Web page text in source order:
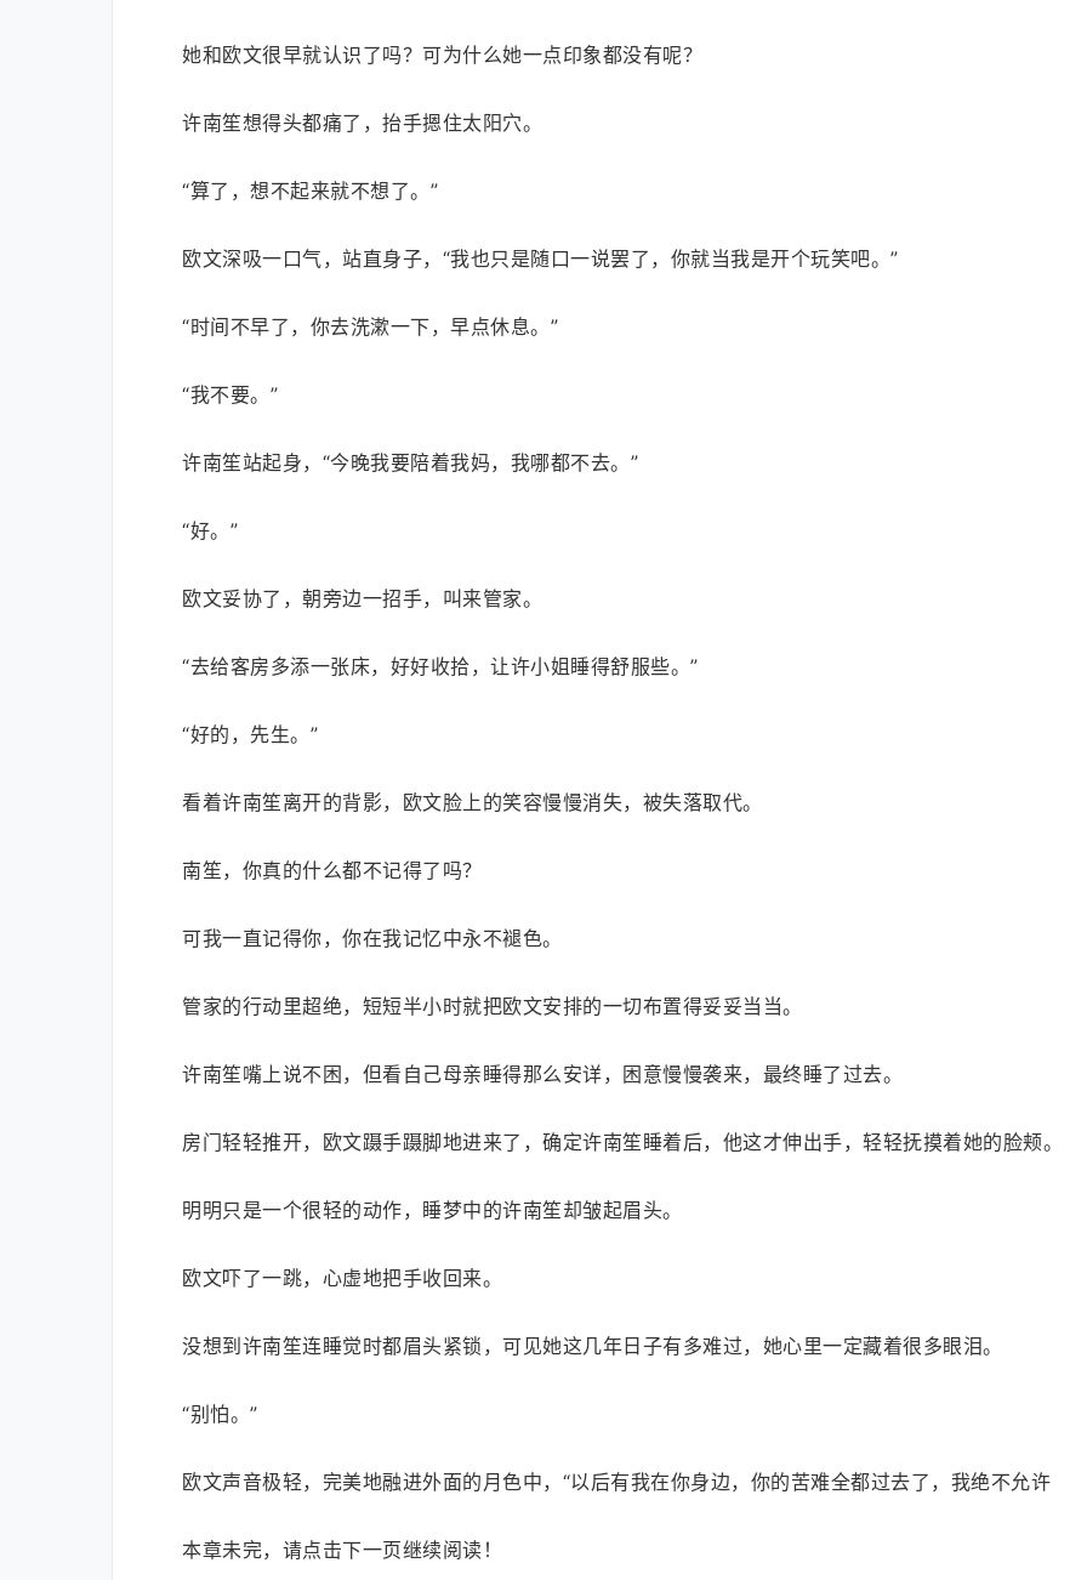
她和欧文很早就认识了吗？可为什么她一点印象都没有呢？
许南笙想得头都痛了，抬手摁住太阳穴。
“算了，想不起来就不想了。”
欧文深吸一口气，站直身子，“我也只是随口一说罢了，你就当我是开个玩笑吧。”
“时间不早了，你去洗漱一下，早点休息。”
“我不要。”
许南笙站起身，“今晚我要陪着我妈，我哪都不去。”
“好。”
欧文妥协了，朝旁边一招手，叫来管家。
“去给客房多添一张床，好好收拾，让许小姐睡得舒服些。”
“好的，先生。”
看着许南笙离开的背影，欧文脸上的笑容慢慢消失，被失落取代。
南笙，你真的什么都不记得了吗？
可我一直记得你，你在我记忆中永不褪色。
管家的行动里超绝，短短半小时就把欧文安排的一切布置得妥妥当当。
许南笙嘴上说不困，但看自己母亲睡得那么安详，困意慢慢袭来，最终睡了过去。
房门轻轻推开，欧文蹑手蹑脚地进来了，确定许南笙睡着后，他这才伸出手，轻轻抚摸着她的脸颊。
明明只是一个很轻的动作，睡梦中的许南笙却皱起眉头。
欧文吓了一跳，心虚地把手收回来。
没想到许南笙连睡觉时都眉头紧锁，可见她这几年日子有多难过，她心里一定藏着很多眼泪。
“别怕。”
欧文声音极轻，完美地融进外面的月色中，“以后有我在你身边，你的苦难全都过去了，我绝不允许
本章未完，请点击下一页继续阅读！